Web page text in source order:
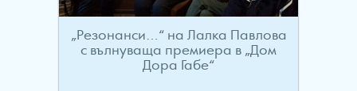
„Резонанси…“ на Лалка Павлова
с вълнуваща премиера в „Дом
Дора Габе“